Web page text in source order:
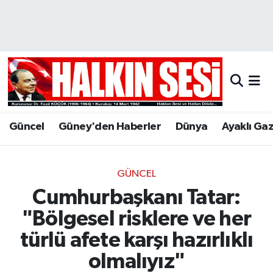
Güncel Güney'den Haberler Dünya Ayaklı
GÜNCEL
Cumhurbaşkanı Tatar:
"Bölgesel risklere ve her
türlü afete karşı hazırlıklı
olmalıyız"
Hava Durumu
Trafik Durumu
Son Dakika Haberleri
Haber Arşivi